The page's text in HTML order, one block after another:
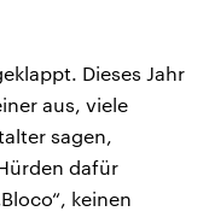
Dieses Jahr
aus, viele
sagen,
dafür
keinen